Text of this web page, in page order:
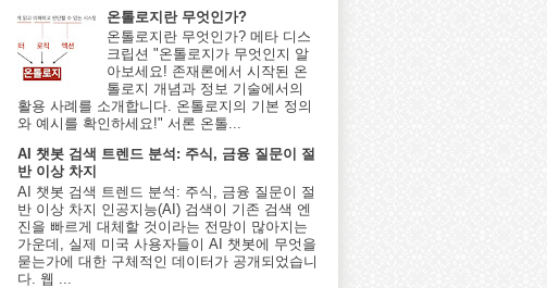
온톨로지란 무엇인가?
온톨로지란 무엇인가? 메타 디스
크립션 "온톨로지가 무엇인지 알
아보세요! 존재론에서 시작된 온
톨로지 개념과 정보 기술에서의
활용 사례를 소개합니다. 온톨로지의 기본 정의
와 예시를 확인하세요!" 서론 온톨...
AI 챗봇 검색 트렌드 분석: 주식, 금융 질문이 절
반 이상 차지
AI 챗봇 검색 트렌드 분석: 주식, 금융 질문이 절
반 이상 차지 인공지능(AI) 검색이 기존 검색 엔
진을 빠르게 대체할 것이라는 전망이 많아지는
가운데, 실제 미국 사용자들이 AI 챗봇에 무엇을
묻는가에 대한 구체적인 데이터가 공개되었습니
다. 웹 ...